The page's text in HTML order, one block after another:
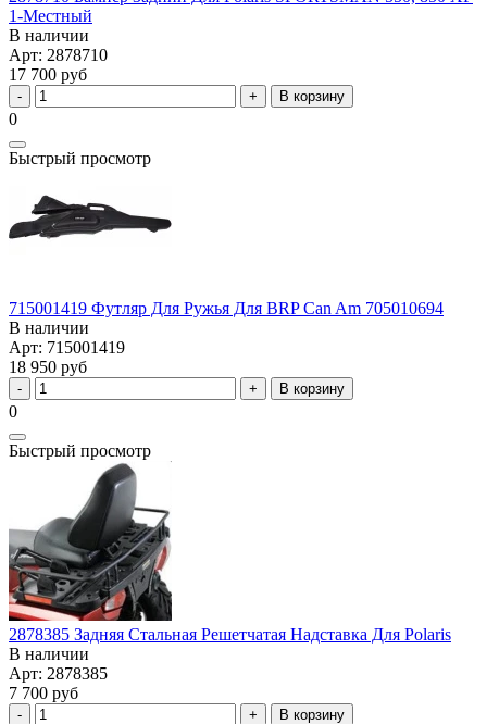
1-Местный
В наличии
Арт: 2878710
17 700 руб
В корзину
0
Быстрый просмотр
715001419 Футляр Для Ружья Для BRP Can Am 705010694
В наличии
Арт: 715001419
18 950 руб
В корзину
0
Быстрый просмотр
2878385 Задняя Стальная Решетчатая Надставка Для Polaris
В наличии
Арт: 2878385
7 700 руб
В корзину